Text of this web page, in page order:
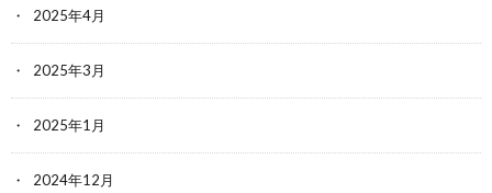
2025年4月
2025年3月
2025年1月
2024年12月